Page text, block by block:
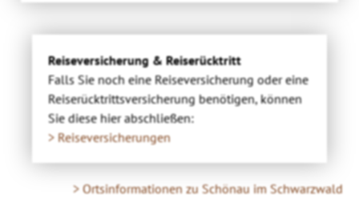
Reiseversicherung & Reiserücktritt
Falls Sie noch eine Reiseversicherung oder eine
Reiserücktrittsversicherung benötigen, können
Sie diese hier abschließen:
> Reiseversicherungen
> Ortsinformationen zu Schönau im Schwarzwald